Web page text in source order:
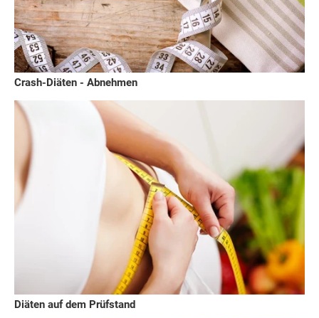
Crash-Diäten - Abnehmen
Diäten auf dem Prüfstand